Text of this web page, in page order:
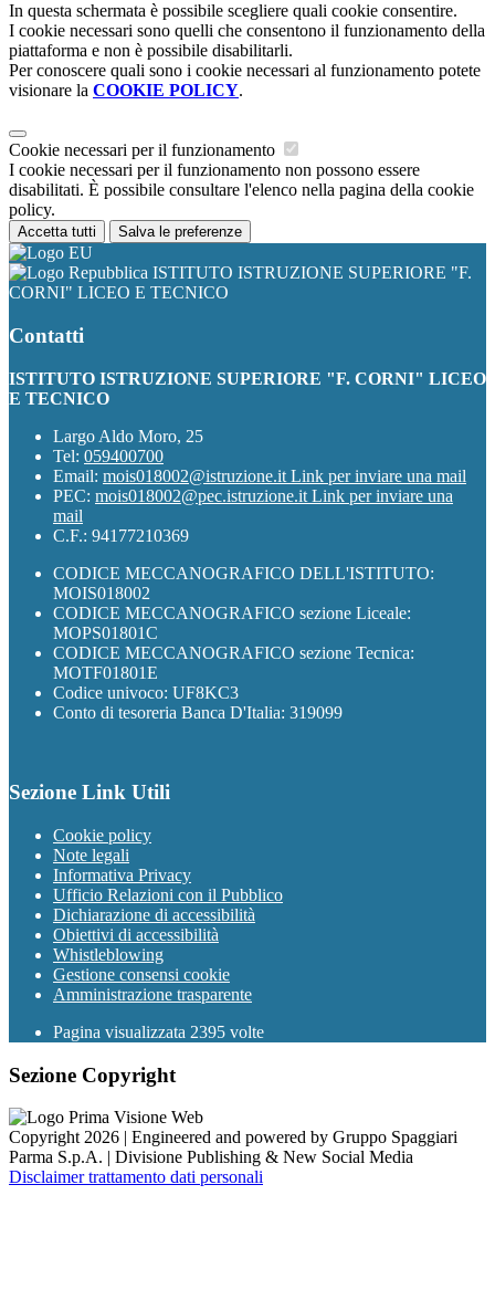
In questa schermata è possibile scegliere quali cookie consentire.
I cookie necessari sono quelli che consentono il funzionamento della
piattaforma e non è possibile disabilitarli.
Per conoscere quali sono i cookie necessari al funzionamento potete
visionare la COOKIE POLICY.
Cookie necessari per il funzionamento
I cookie necessari per il funzionamento non possono essere
disabilitati. È possibile consultare l'elenco nella pagina della cookie
policy.
Accetta tutti Salva le preferenze
ISTITUTO ISTRUZIONE SUPERIORE "F.
CORNI" LICEO E TECNICO
Contatti
ISTITUTO ISTRUZIONE SUPERIORE "F. CORNI" LICEO
E TECNICO
Largo Aldo Moro, 25
Tel: 059400700
Email: mois018002@istruzione.it Link per inviare una mail
PEC: mois018002@pec.istruzione.it Link per inviare una
mail
C.F.: 94177210369
CODICE MECCANOGRAFICO DELL'ISTITUTO:
MOIS018002
CODICE MECCANOGRAFICO sezione Liceale:
MOPS01801C
CODICE MECCANOGRAFICO sezione Tecnica:
MOTF01801E
Codice univoco: UF8KC3
Conto di tesoreria Banca D'Italia: 319099
Sezione Link Utili
Cookie policy
Note legali
Informativa Privacy
Ufficio Relazioni con il Pubblico
Dichiarazione di accessibilità
Obiettivi di accessibilità
Whistleblowing
Gestione consensi cookie
Amministrazione trasparente
Pagina visualizzata 2395 volte
Sezione Copyright
Copyright 2026 | Engineered and powered by Gruppo Spaggiari
Parma S.p.A. | Divisione Publishing & New Social Media
Disclaimer trattamento dati personali